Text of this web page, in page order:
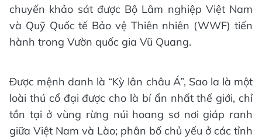
chuyến khảo sát được Bộ Lâm nghiệp Việt Nam
và Quỹ Quốc tế Bảo vệ Thiên nhiên (WWF) tiến
hành trong Vườn quốc gia Vũ Quang.
Được mệnh danh là “Kỳ lân châu Á”, Sao la là một
loài thú cổ đại được cho là bí ẩn nhất thế giới, chỉ
tồn tại ở vùng rừng núi hoang sơ nơi giáp ranh
giữa Việt Nam và Lào; phân bố chủ yếu ở các tỉnh